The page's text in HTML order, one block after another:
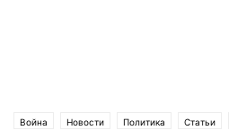
Война Новости Политика Статьи